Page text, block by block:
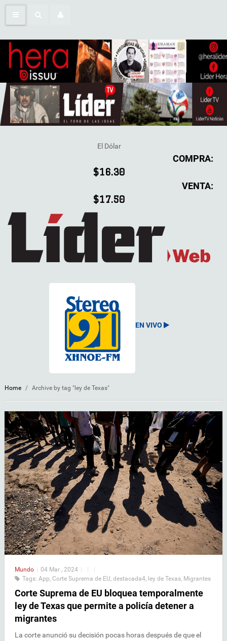
El Dólar
COMPRA:
$16.30
VENTA:
$17.50
EN VIVO
Home / Archive by tag "ley de Texas"
Mundo | 04 Mar , 2024 | |
|
Tags: App Corte Suprema de EU destacada4 ley de Texas Migrantes
Corte Suprema de EU bloquea temporalmente
ley de Texas que permite a policía detener a
migrantes
La corte anunció su decisión pocas horas después de que el